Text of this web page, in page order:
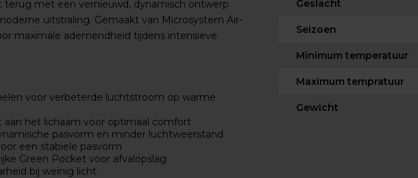
terug met een vernieuwd, dynamisch ontwerp
uitstraling. Gemaakt van Microsystem Air-
maximale ademendheid tijdens intensieve
voor verbeterde luchtstroom op warme
aan het lichaam voor optimaal comfort
pasvorm en minder luchtweerstand
een stabiele pasvorm
Green Pocket voor afvalopslag
bij weinig licht
Geslacht
Seizoen
Minimum temperatuur
Maximum tempratuur
Gewicht